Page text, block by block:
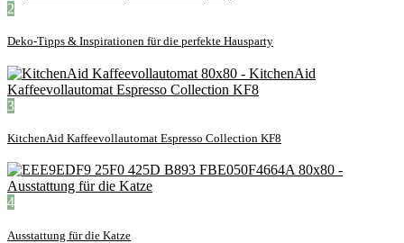
2
Deko-Tipps & Inspirationen für die perfekte Hausparty
3
KitchenAid Kaffeevollautomat Espresso Collection KF8
4
Ausstattung für die Katze